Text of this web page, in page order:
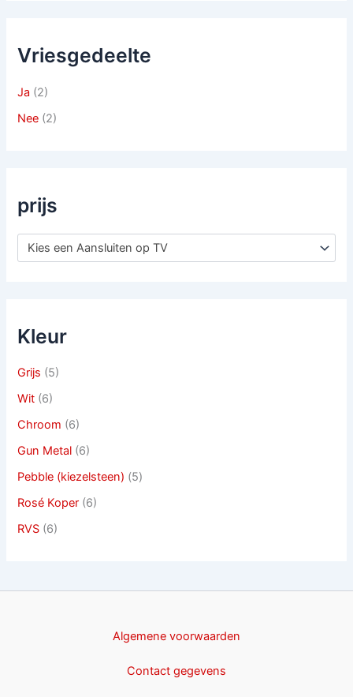
Vriesgedeelte
Ja (2)
Nee (2)
prijs
Kies een Aansluiten op TV
Kleur
Grijs (5)
Wit (6)
Chroom (6)
Gun Metal (6)
Pebble (kiezelsteen) (5)
Rosé Koper (6)
RVS (6)
Algemene voorwaarden
Contact gegevens